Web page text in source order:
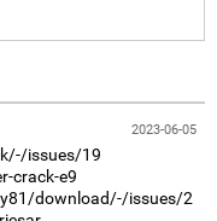
2023-06-05
issues/19
crack-e9
download/-/issues/2